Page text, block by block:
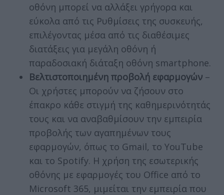
οθόνη μπορεί να αλλάξει γρήγορα και
εύκολα από τις Ρυθμίσεις της συσκευής,
επιλέγοντας μέσα από τις διαθέσιμες
διατάξεις για μεγάλη οθόνη ή
παραδοσιακή διάταξη οθόνη smartphone.
Βελτιστοποιημένη προβολή εφαρμογών–
Οι χρήστες μπορούν να ζήσουν στο
έπακρο κάθε στιγμή της καθημερινότητάς
τους και να αναβαθμίσουν την εμπειρία
προβολής των αγαπημένων τους
εφαρμογών, όπως το Gmail, το YouTube
και το Spotify. Η χρήση της εσωτερικής
οθόνης με εφαρμογές του Office από το
Microsoft 365, μιμείται την εμπειρία που